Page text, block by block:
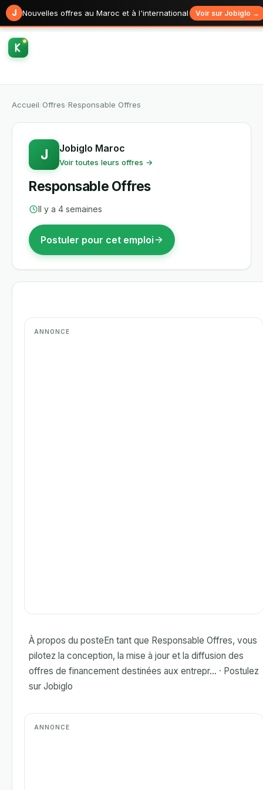
J Nouvelles offres au Maroc et à l'international Voir sur Jobiglo →
Accueil Offres Responsable Offres
J Jobiglo Maroc
Voir toutes leurs offres →
Responsable Offres
Il y a 4 semaines
Postuler pour cet emploi
À propos du posteEn tant que Responsable Offres, vous
pilotez la conception, la mise à jour et la diffusion des
offres de financement destinées aux entrepr... · Postulez
sur Jobiglo